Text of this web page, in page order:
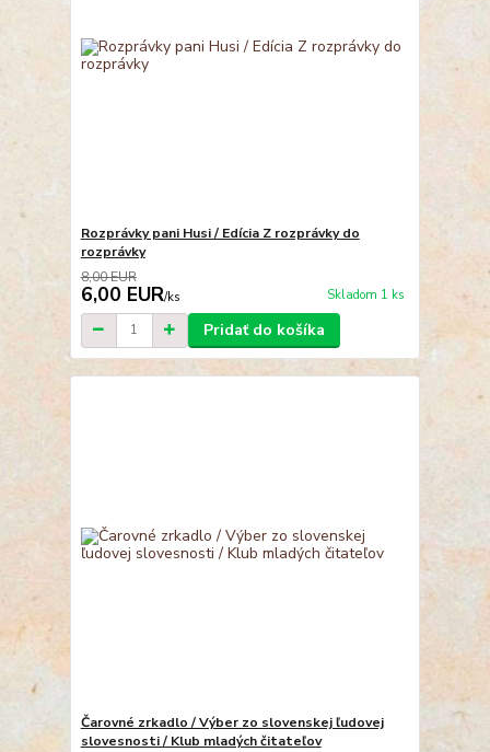
Rozprávky pani Husi / Edícia Z rozprávky do
rozprávky
8,00 EUR
6,00 EUR/ks Skladom 1 ks
Pridať do košíka
Čarovné zrkadlo / Výber zo slovenskej ľudovej
slovesnosti / Klub mladých čitateľov